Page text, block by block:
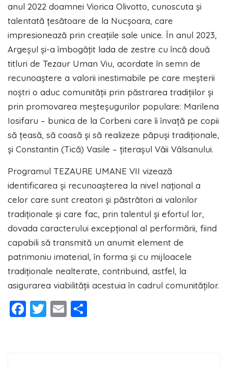
anul 2022 doamnei Viorica Olivotto, cunoscuta și
talentată țesătoare de la Nucșoara, care
impresionează prin creațiile sale unice. În anul 2023,
Argeșul și-a îmbogățit lada de zestre cu încă două
titluri de Tezaur Uman Viu, acordate în semn de
recunoaștere a valorii inestimabile pe care meșterii
noștri o aduc comunității prin păstrarea tradițiilor și
prin promovarea meșteșugurilor populare: Marilena
Iosifaru – bunica de la Corbeni care îi învață pe copii
să țeasă, să coasă și să realizeze păpuși tradiționale,
și Constantin (Tică) Vasile – țiterașul Văii Vâlsanului.
Programul TEZAURE UMANE VII vizează
identificarea și recunoaşterea la nivel național a
celor care sunt creatori și păstrători ai valorilor
tradiționale și care fac, prin talentul și efortul lor,
dovada caracterului excepțional al performării, fiind
capabili să transmită un anumit element de
patrimoniu imaterial, în forma și cu mijloacele
tradiționale nealterate, contribuind, astfel, la
asigurarea viabilității acestuia în cadrul comunităților.
Facebook
Twitter
Email